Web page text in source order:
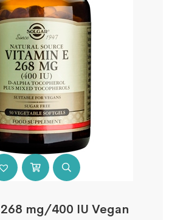
mg/400 IU Vegan